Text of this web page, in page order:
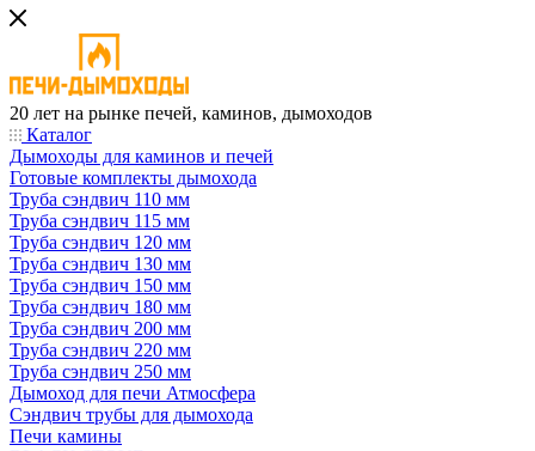
20 лет на рынке печей, каминов, дымоходов
Каталог
Дымоходы для каминов и печей
Готовые комплекты дымохода
Труба сэндвич 110 мм
Труба сэндвич 115 мм
Труба сэндвич 120 мм
Труба сэндвич 130 мм
Труба сэндвич 150 мм
Труба сэндвич 180 мм
Труба сэндвич 200 мм
Труба сэндвич 220 мм
Труба сэндвич 250 мм
Дымоход для печи Атмосфера
Сэндвич трубы для дымохода
Печи камины